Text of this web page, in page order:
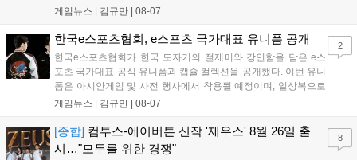
어 등 주요 게임의 피규어, 굿즈를 구매할 수 있습니다. 신상품이 순차적
용 가능합니다....
게임뉴스 | 김규만 | 08-07
한국e스포츠협회, e스포츠 국가대표 유니폼 공개
한국e스포츠협회가 한국 도자기의 절제미와 강인함을 담은 e스
포츠 국가대표 공식 유니폼과 캡슐 컬렉션을 공개했다. 이번 유니
폼은 아시안게임 및 사전 행사에서 착용될 예정이며, 일상복으로
구성된 컬렉션은 오는 8월 28일부터 골스튜디오 공식 홈페이지
서는 대회 규정에 따라 별도의 유니폼을 착용할 계획이다....
게임뉴스 | 김규만 | 08-07
2
[종합] 컴투스-에이버튼 신작 '제우스' 8월 26일 출
시…"모두를 위한 경쟁"
8